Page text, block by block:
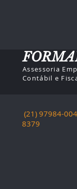
Assessoria
Contábil e
(21) 97984-
8379